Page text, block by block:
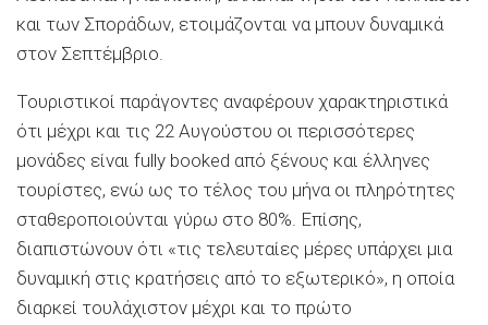
και των Σποράδων, ετοιμάζονται να μπουν δυναμικά
στον Σεπτέμβριο.
Τουριστικοί παράγοντες αναφέρουν χαρακτηριστικά
ότι μέχρι και τις 22 Αυγούστου οι περισσότερες
μονάδες είναι fully booked από ξένους και έλληνες
τουρίστες, ενώ ως το τέλος του μήνα οι πληρότητες
σταθεροποιούνται γύρω στο 80%. Επίσης,
διαπιστώνουν ότι «τις τελευταίες μέρες υπάρχει μια
δυναμική στις κρατήσεις από το εξωτερικό», η οποία
διαρκεί τουλάχιστον μέχρι και το πρώτο